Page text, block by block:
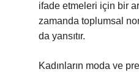
ifade etmeleri için bir
zamanda toplumsal
da yansıtır.
Kadınların moda ve